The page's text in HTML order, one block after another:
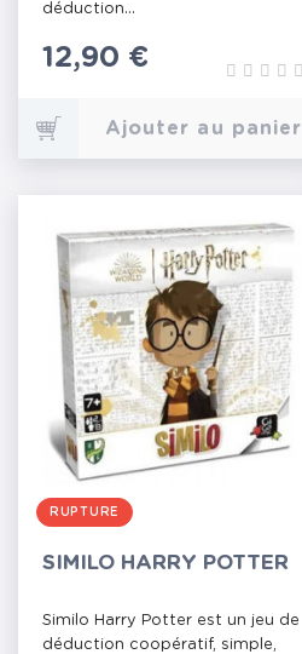
déduction...
Prix
12,90 €
Ajouter au panier
RUPTURE
SIMILO HARRY POTTER
Similo Harry Potter est un jeu de
déduction coopératif, simple,